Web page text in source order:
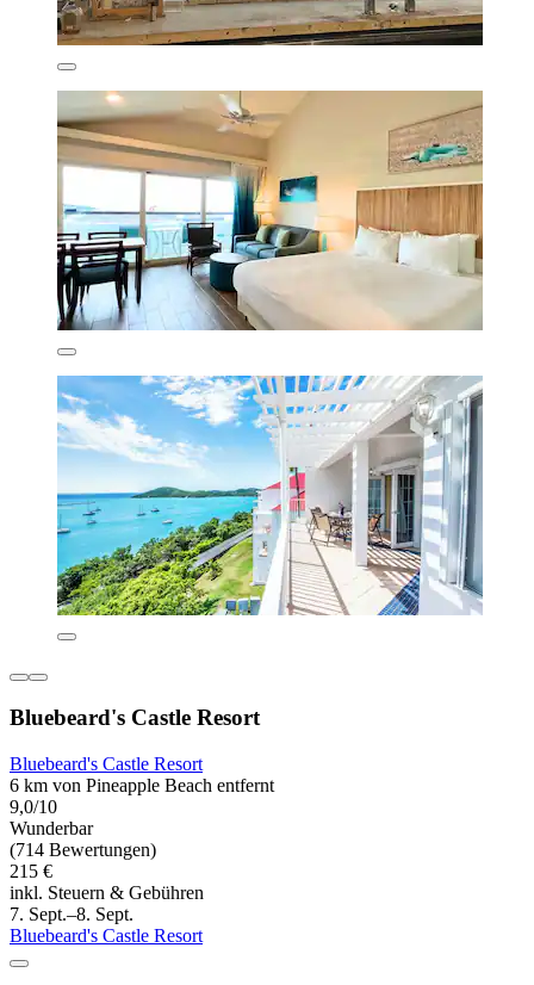
Bluebeard's Castle Resort
Bluebeard's Castle Resort
6 km von Pineapple Beach entfernt
9,0/10
Wunderbar
(714 Bewertungen)
215 €
inkl. Steuern & Gebühren
7. Sept.–8. Sept.
Bluebeard's Castle Resort